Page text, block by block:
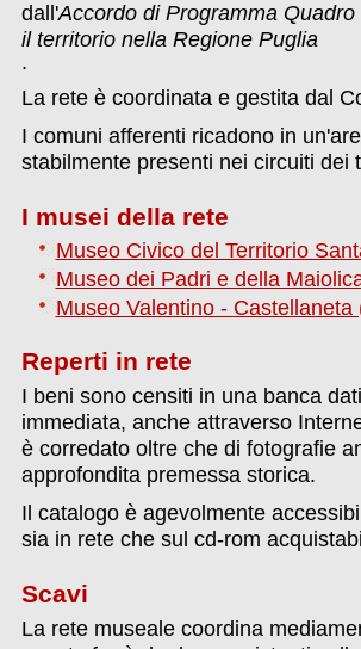
dall'Accordo di Programma
il territorio nella Regione Puglia
.
La rete è coordinata e gestita dal
I comuni afferenti ricadono in
stabilmente presenti nei circuiti dei
I musei della rete
Museo Civico del Territorio
Museo dei Padri e della
Museo Valentino - Castellaneta
Reperti in rete
I beni sono censiti in una banca
immediata, anche attraverso
è corredato oltre che di fotografie
approfondita premessa storica.
Il catalogo è agevolmente
sia in rete che sul cd-rom
Scavi
La rete museale coordina